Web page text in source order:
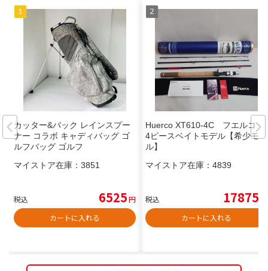
カッター&バック レインスプー
ナー コラボ キャディバッグ ゴ
ルフバッグ ゴルフ
マイストア在庫： 3851
税込 6525円
カートに入れる
Huerco XT610-4C フエルコ
4ピースベイトモデル【希少モデ
ル】
マイストア在庫： 4839
税込 17875
カートに入れる